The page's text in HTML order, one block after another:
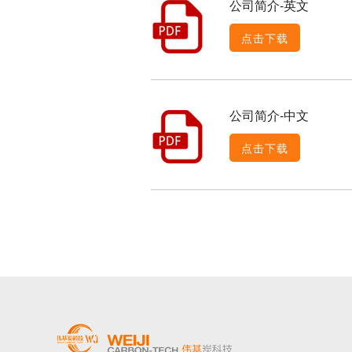
公司简介-英文
点击下载
公司简介-中文
点击下载